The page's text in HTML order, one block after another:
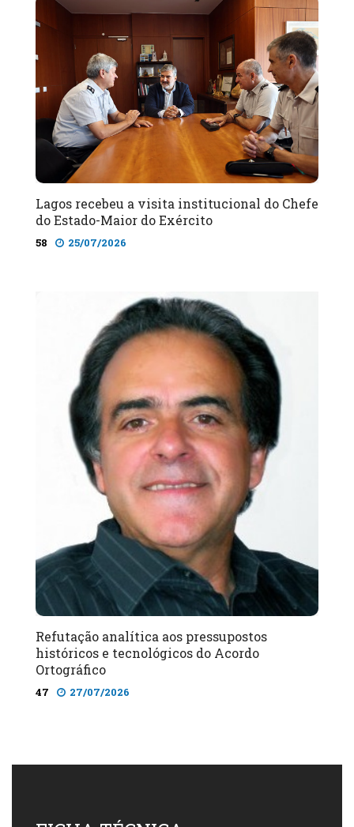
Lagos recebeu a visita institucional do Chefe
do Estado-Maior do Exército
58 25/07/2026
Refutação analítica aos pressupostos
históricos e tecnológicos do Acordo
Ortográfico
47 27/07/2026